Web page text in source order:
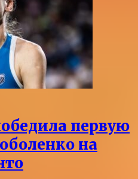
первую
на